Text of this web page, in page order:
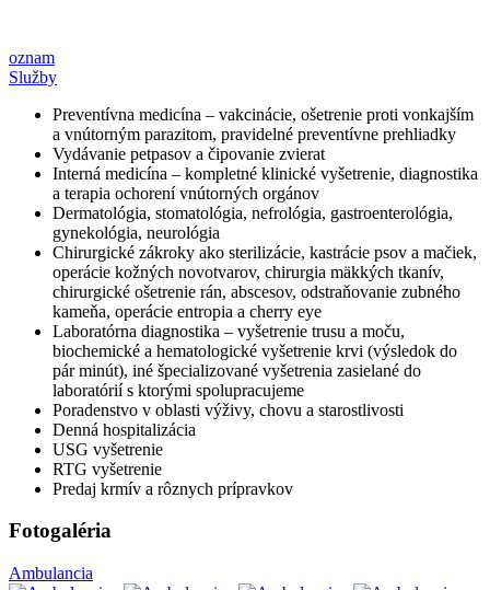
oznam
Služby
Preventívna medicína – vakcinácie, ošetrenie proti vonkajším
a vnútorným parazitom, pravidelné preventívne prehliadky
Vydávanie petpasov a čipovanie zvierat
Interná medicína – kompletné klinické vyšetrenie, diagnostika
a terapia ochorení vnútorných orgánov
Dermatológia, stomatológia, nefrológia, gastroenterológia,
gynekológia, neurológia
Chirurgické zákroky ako sterilizácie, kastrácie psov a mačiek,
operácie kožných novotvarov, chirurgia mäkkých tkanív,
chirurgické ošetrenie rán, abscesov, odstraňovanie zubného
kameňa, operácie entropia a cherry eye
Laboratórna diagnostika – vyšetrenie trusu a moču,
biochemické a hematologické vyšetrenie krvi (výsledok do
pár minút), iné špecializované vyšetrenia zasielané do
laboratórií s ktorými spolupracujeme
Poradenstvo v oblasti výživy, chovu a starostlivosti
Denná hospitalizácia
USG vyšetrenie
RTG vyšetrenie
Predaj krmív a rôznych prípravkov
Fotogaléria
Ambulancia